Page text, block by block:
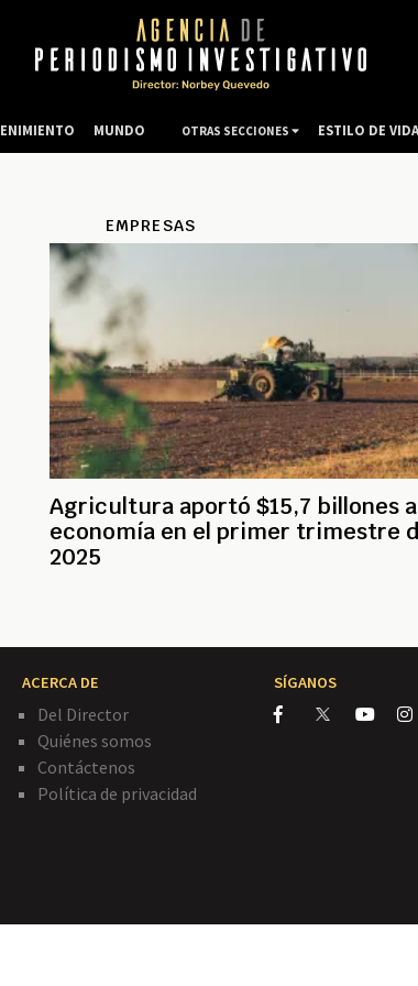
EMPRESAS
Agricultura aportó $15,7 billones
economía en el primer trimestre
2025
ACERCA DE
Del Director
Quiénes somos
Contáctenos
Política de privacidad
SÍGANOS
MUNDO OTRAS SECCIONES ESTILO DE VIDA